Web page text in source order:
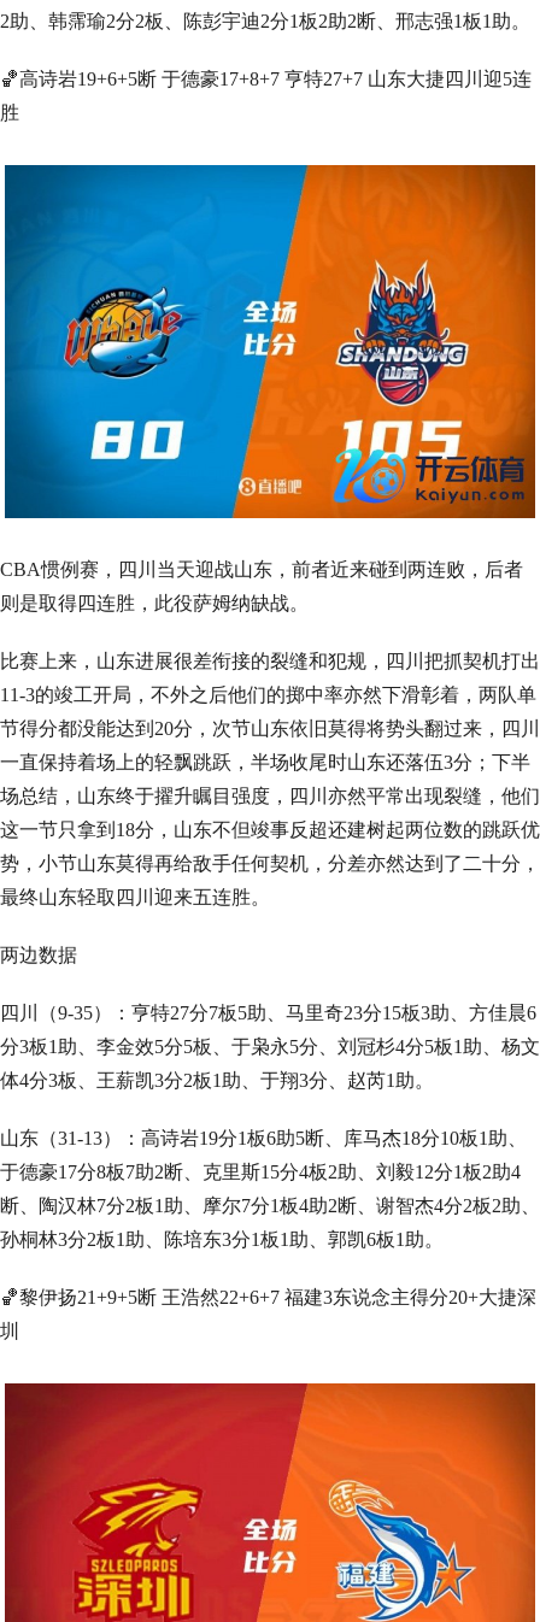
2助、韩霈瑜2分2板、陈彭宇迪2分1板2助2断、邢志强1板1助。
🏀高诗岩19+6+5断 于德豪17+8+7 亨特27+7 山东大捷四川迎5连
胜
CBA惯例赛，四川当天迎战山东，前者近来碰到两连败，后者
则是取得四连胜，此役萨姆纳缺战。
比赛上来，山东进展很差衔接的裂缝和犯规，四川把抓契机打出
11-3的竣工开局，不外之后他们的掷中率亦然下滑彰着，两队单
节得分都没能达到20分，次节山东依旧莫得将势头翻过来，四川
一直保持着场上的轻飘跳跃，半场收尾时山东还落伍3分；下半
场总结，山东终于擢升瞩目强度，四川亦然平常出现裂缝，他们
这一节只拿到18分，山东不但竣事反超还建树起两位数的跳跃优
势，小节山东莫得再给敌手任何契机，分差亦然达到了二十分，
最终山东轻取四川迎来五连胜。
两边数据
四川（9-35）：亨特27分7板5助、马里奇23分15板3助、方佳晨6
分3板1助、李金效5分5板、于枭永5分、刘冠杉4分5板1助、杨文
体4分3板、王薪凯3分2板1助、于翔3分、赵芮1助。
山东（31-13）：高诗岩19分1板6助5断、库马杰18分10板1助、
于德豪17分8板7助2断、克里斯15分4板2助、刘毅12分1板2助4
断、陶汉林7分2板1助、摩尔7分1板4助2断、谢智杰4分2板2助、
孙桐林3分2板1助、陈培东3分1板1助、郭凯6板1助。
🏀黎伊扬21+9+5断 王浩然22+6+7 福建3东说念主得分20+大捷深
圳